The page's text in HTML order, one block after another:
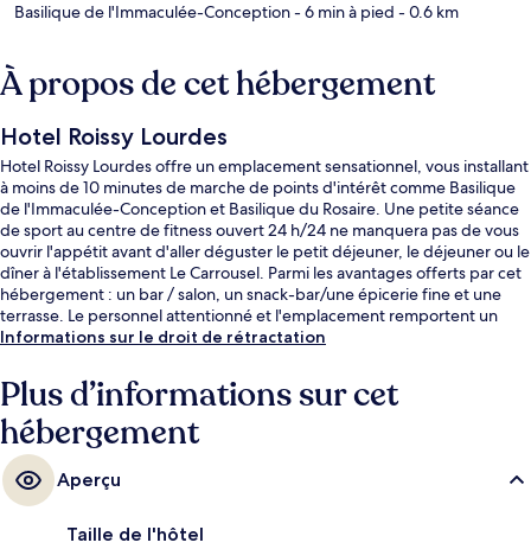
Basilique de l'Immaculée-Conception- 6 min à pied - 0.6 km
À propos de cet hébergement
Hotel Roissy Lourdes
Hotel Roissy Lourdes offre un emplacement sensationnel, vous installant
à moins de 10 minutes de marche de points d'intérêt comme Basilique
de l'Immaculée-Conception et Basilique du Rosaire. Une petite séance
de sport au centre de fitness ouvert 24 h/24 ne manquera pas de vous
ouvrir l'appétit avant d'aller déguster le petit déjeuner, le déjeuner ou le
dîner à l'établissement Le Carrousel. Parmi les avantages offerts par cet
hébergement : un bar / salon, un snack-bar/une épicerie fine et une
terrasse. Le personnel attentionné et l'emplacement remportent un
franc succès auprès des autres voyageurs.
Informations sur le droit de rétractation
Plus d’informations sur cet
hébergement
Aperçu
Taille de l'hôtel